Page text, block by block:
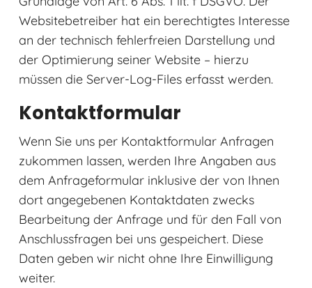
Websitebetreiber hat ein berechtigtes Interesse
an der technisch fehlerfreien Darstellung und
der Optimierung seiner Website – hierzu
müssen die Server-Log-Files erfasst werden.
Kontaktformular
Wenn Sie uns per Kontaktformular Anfragen
zukommen lassen, werden Ihre Angaben aus
dem Anfrageformular inklusive der von Ihnen
dort angegebenen Kontaktdaten zwecks
Bearbeitung der Anfrage und für den Fall von
Anschlussfragen bei uns gespeichert. Diese
Daten geben wir nicht ohne Ihre Einwilligung
weiter.